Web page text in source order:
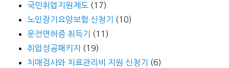
국민취업지원제도 (17)
노인장기요양보험 신청기
(10)
운전면허증 취득기
(11)
취업성공패키지
(19)
치매검사와 치료관리비 지원 신청기
(6)